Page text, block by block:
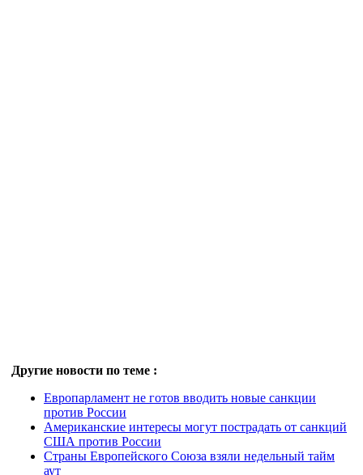
Другие новости по теме :
Европарламент не готов вводить новые санкции
против России
Американские интересы могут пострадать от санкций
США против России
Страны Европейского Союза взяли недельный тайм
аут